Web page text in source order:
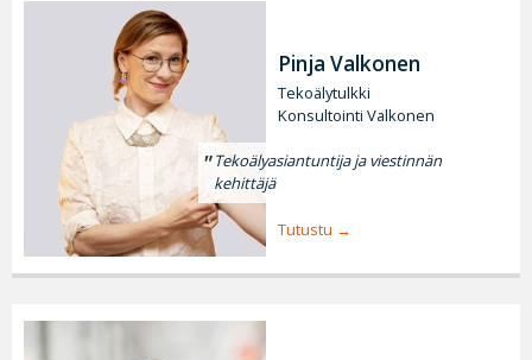
Pinja Valkonen
Tekoälytulkki
Konsultointi Valkonen
Tekoälyasiantuntija ja viestinnän
kehittäjä
Tutustu